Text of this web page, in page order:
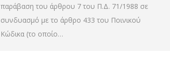
παράβαση του άρθρου 7 του Π.Δ. 71/1988 σε
συνδυασμό με το άρθρο 433 του Ποινικού
Κώδικα (το οποίο…